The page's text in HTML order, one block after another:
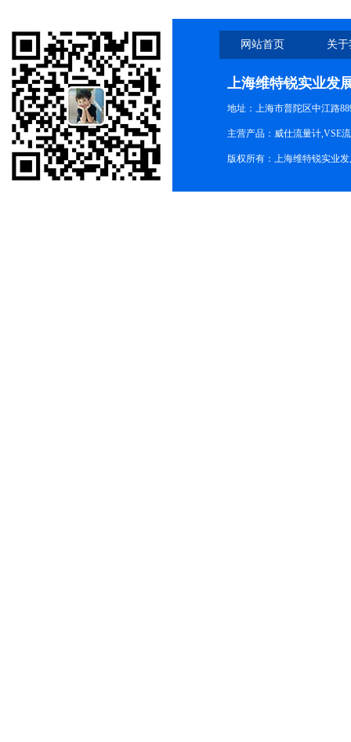
网站首页 关
上海维特锐实业发
地址：上海市普陀区中江路
主营产品：威仕流量计,VSE
版权所有：上海维特锐实业